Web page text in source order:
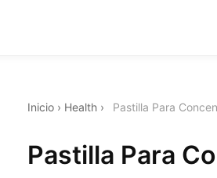
Inicio › Health › Pastilla Para
Pastilla Para